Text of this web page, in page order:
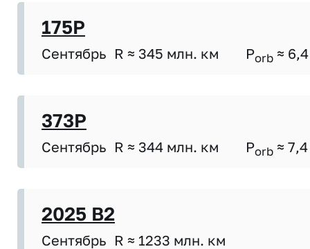
175P
Сентябрь R ≈ 345 млн. км Porb ≈ 6,4
373P
Сентябрь R ≈ 344 млн. км Porb ≈ 7,4
2025 B2
Сентябрь R ≈ 1233 млн. км